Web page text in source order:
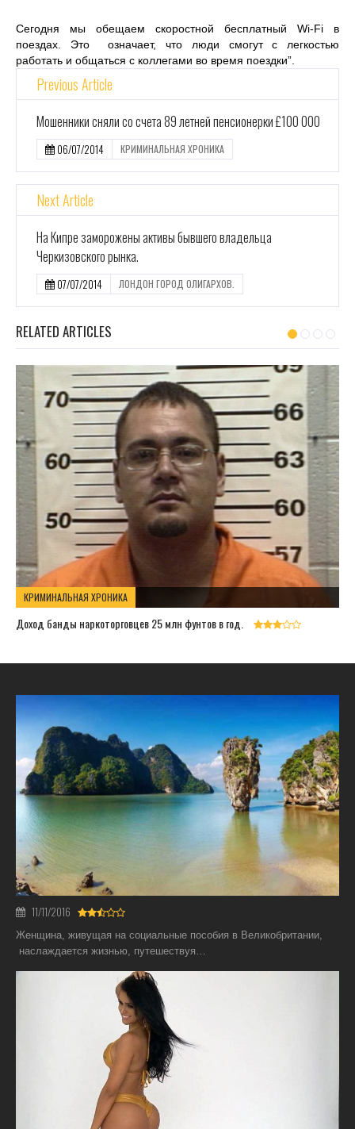
Сегодня мы обещаем скоростной бесплатный Wi-Fi в
поездах. Это означает, что люди смогут с легкостью
работать и общаться с коллегами во время поездки”.
Previous Article
Мошенники сняли со счета 89 летней пенсионерки £100 000
06/07/2014 КРИМИНАЛЬНАЯ ХРОНИКА
Next Article
На Кипре заморожены активы бывшего владельца
Черкизовского рынка.
07/07/2014 ЛОНДОН ГОРОД ОЛИГАРХОВ.
RELATED ARTICLES
КРИМИНАЛЬНАЯ ХРОНИКА
Доход банды наркоторговцев 25 млн фунтов в год.
11/11/2016
Женщина, живущая на социальные пособия в Великобритании,
наслаждается жизнью, путешествуя…